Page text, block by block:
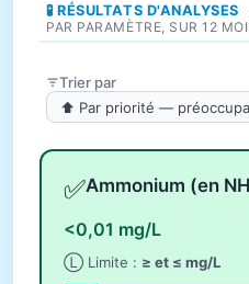
🧪 RÉSULTATS D'ANALYSES
PAR PARAMÈTRE, SUR 12
Trier par
✅Ammonium (en
<0,01 mg/L
Ⓛ Limite : ≥ et ≤ mg/L